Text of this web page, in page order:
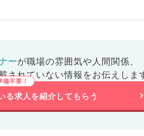
ーが職場の雰囲気や人間関係、
されていない情報をお伝えしま
る求人を紹介してもらう